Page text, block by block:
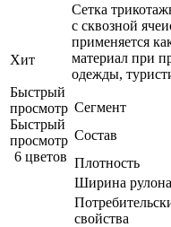
Хит
Быстрый
просмотр
Быстрый
просмотр
6 цветов
Сетка
с сквозной
применяется
материал при
одежды,
Сегмент
Состав
Плотность
Ширина рулона
свойства